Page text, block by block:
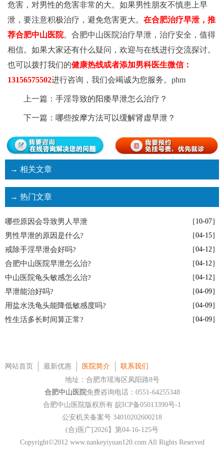
危害，对男性的危害非常的大。如果男性朋友不慎患上早
泄，要注意积极治疗，避免危害更大。 在合肥治疗早泄，推
荐合肥中山医院。合肥中山医院治疗早泄，治疗安全，值得
相信。如果大家还有什么疑问，欢迎与在线进行交流探讨。
也可以拨打我们的健康热线或者添加男科医生微信：
13156575502进行咨询，我们会竭诚为您服务。phm
上一篇： 手淫导致的阳痿早泄怎么治疗？
下一篇： 哪些按摩方法可以缓解肾虚早泄？
→ 相关文章
→ 热门文章
［10-07］
哪些原因会导致男人早泄
［04-15］
男性早泄的原因是什么?
［04-12］
戒除手淫早泄会好吗?
［04-12］
合肥中山医院早泄怎么治?
［04-12］
中山医院龟头敏感怎么治?
［04-09］
早泄能治好吗?
［04-09］
用盐水洗龟头能降低敏感度吗?
［04-09］
性生活多长时间算正常?
网站首页 最新优惠 医院简介
联系我们
地址：合肥市瑶海区凤阳路8号
合肥中山医院免费咨询电话：0551-64255348
合肥中山医院版权所有 皖ICP备05013390号-1
公安机关备案号 34010202600218
(合)医广[2026】第04-16-125号
Copyright©2012 www.nankeyiyuan120.com All Rights Reserved